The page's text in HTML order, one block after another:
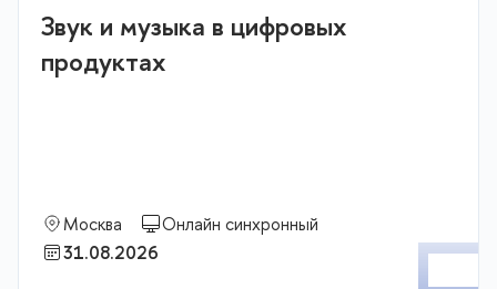
Звук и музыка в цифровых
продуктах
Москва
Онлайн синхронный
31.08.2026